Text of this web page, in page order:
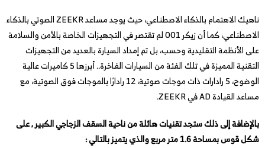
ناهيك الاهتمام بالذكاء الاصطناعي، حيث يوجد مساعد ZEEKR الصوتي بالذكاء
الاصطناعي، كما أن زيكر 001 لم تقتصر في التجهيزات الخاصة بالأمن والسلامة
على الأنظمة التقليدية وحسب، بل تم إمداد السيارة بالعديد من التجهيزات
التقنية المميزة في تلك الفئة من السيارات الفاخرة.. أبرزها 5 كاميرات عالية
الوضوح، 5 رادارات ذات موجات صوتية، 12 رادارًا بالموجات فوق الصوتية، مع
مساعد القيادة AD في ZEEKR.
بالإضافة إلى ذلك ستجد تقنيات هائلة من ناحية السقف الزجاجي الكبير , على
شكل قوس بمساحة 1.6 متر مربع والذي يتميز بالتالي :